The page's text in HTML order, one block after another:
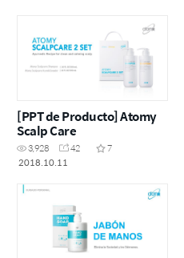
[PPT de Producto] Atomy
Scalp Care
3,928 42
7
2018.10.11